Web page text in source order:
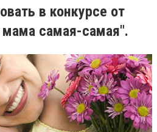
в конкурсе от
самая-самая".